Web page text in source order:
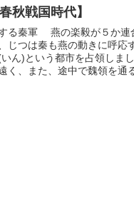
秋戦国時代】
る秦軍 燕の楽毅が５か連
じつは秦も燕の動きに呼応
ん)という都市を占領しま
く、また、途中で魏領を通